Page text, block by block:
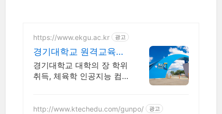
https://www.ekgu.ac.kr 광고
경기대학교 원격교육원
학점은행제 100%온라인
수업
경기대학교 대학의 장 학위
취득, 체육학 인공지능 컴
시 자격 완성! 대학원 진학!
http://www.ktechedu.com/gunpo/ 광고